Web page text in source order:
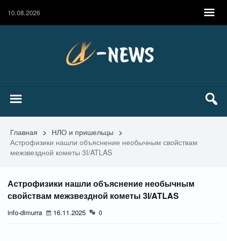
10.08.2026
Главная > НЛО и пришельцы >
Астрофизики нашли объяснение необычным свойствам
межзвездной кометы 3I/ATLAS
Астрофизики нашли объяснение необычным
свойствам межзвездной кометы 3I/ATLAS
info-dimurra 16.11.2025 0